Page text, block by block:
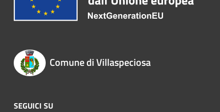
Comune di Villaspeciosa
SEGUICI SU